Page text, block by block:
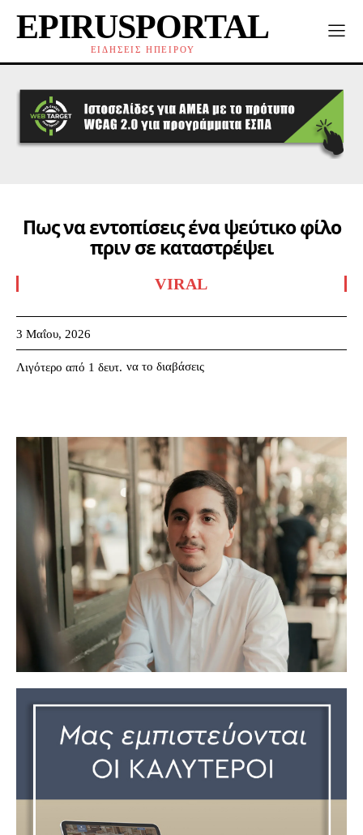
EPIRUSPORTAL
ΕΙΔΗΣΕΙΣ ΗΠΕΙΡΟΥ
Πως να εντοπίσεις ένα ψεύτικο φίλο
πριν σε καταστρέψει
VIRAL
3 Μαΐου, 2026
Λιγότερο από 1 δευτ. να το διαβάσεις